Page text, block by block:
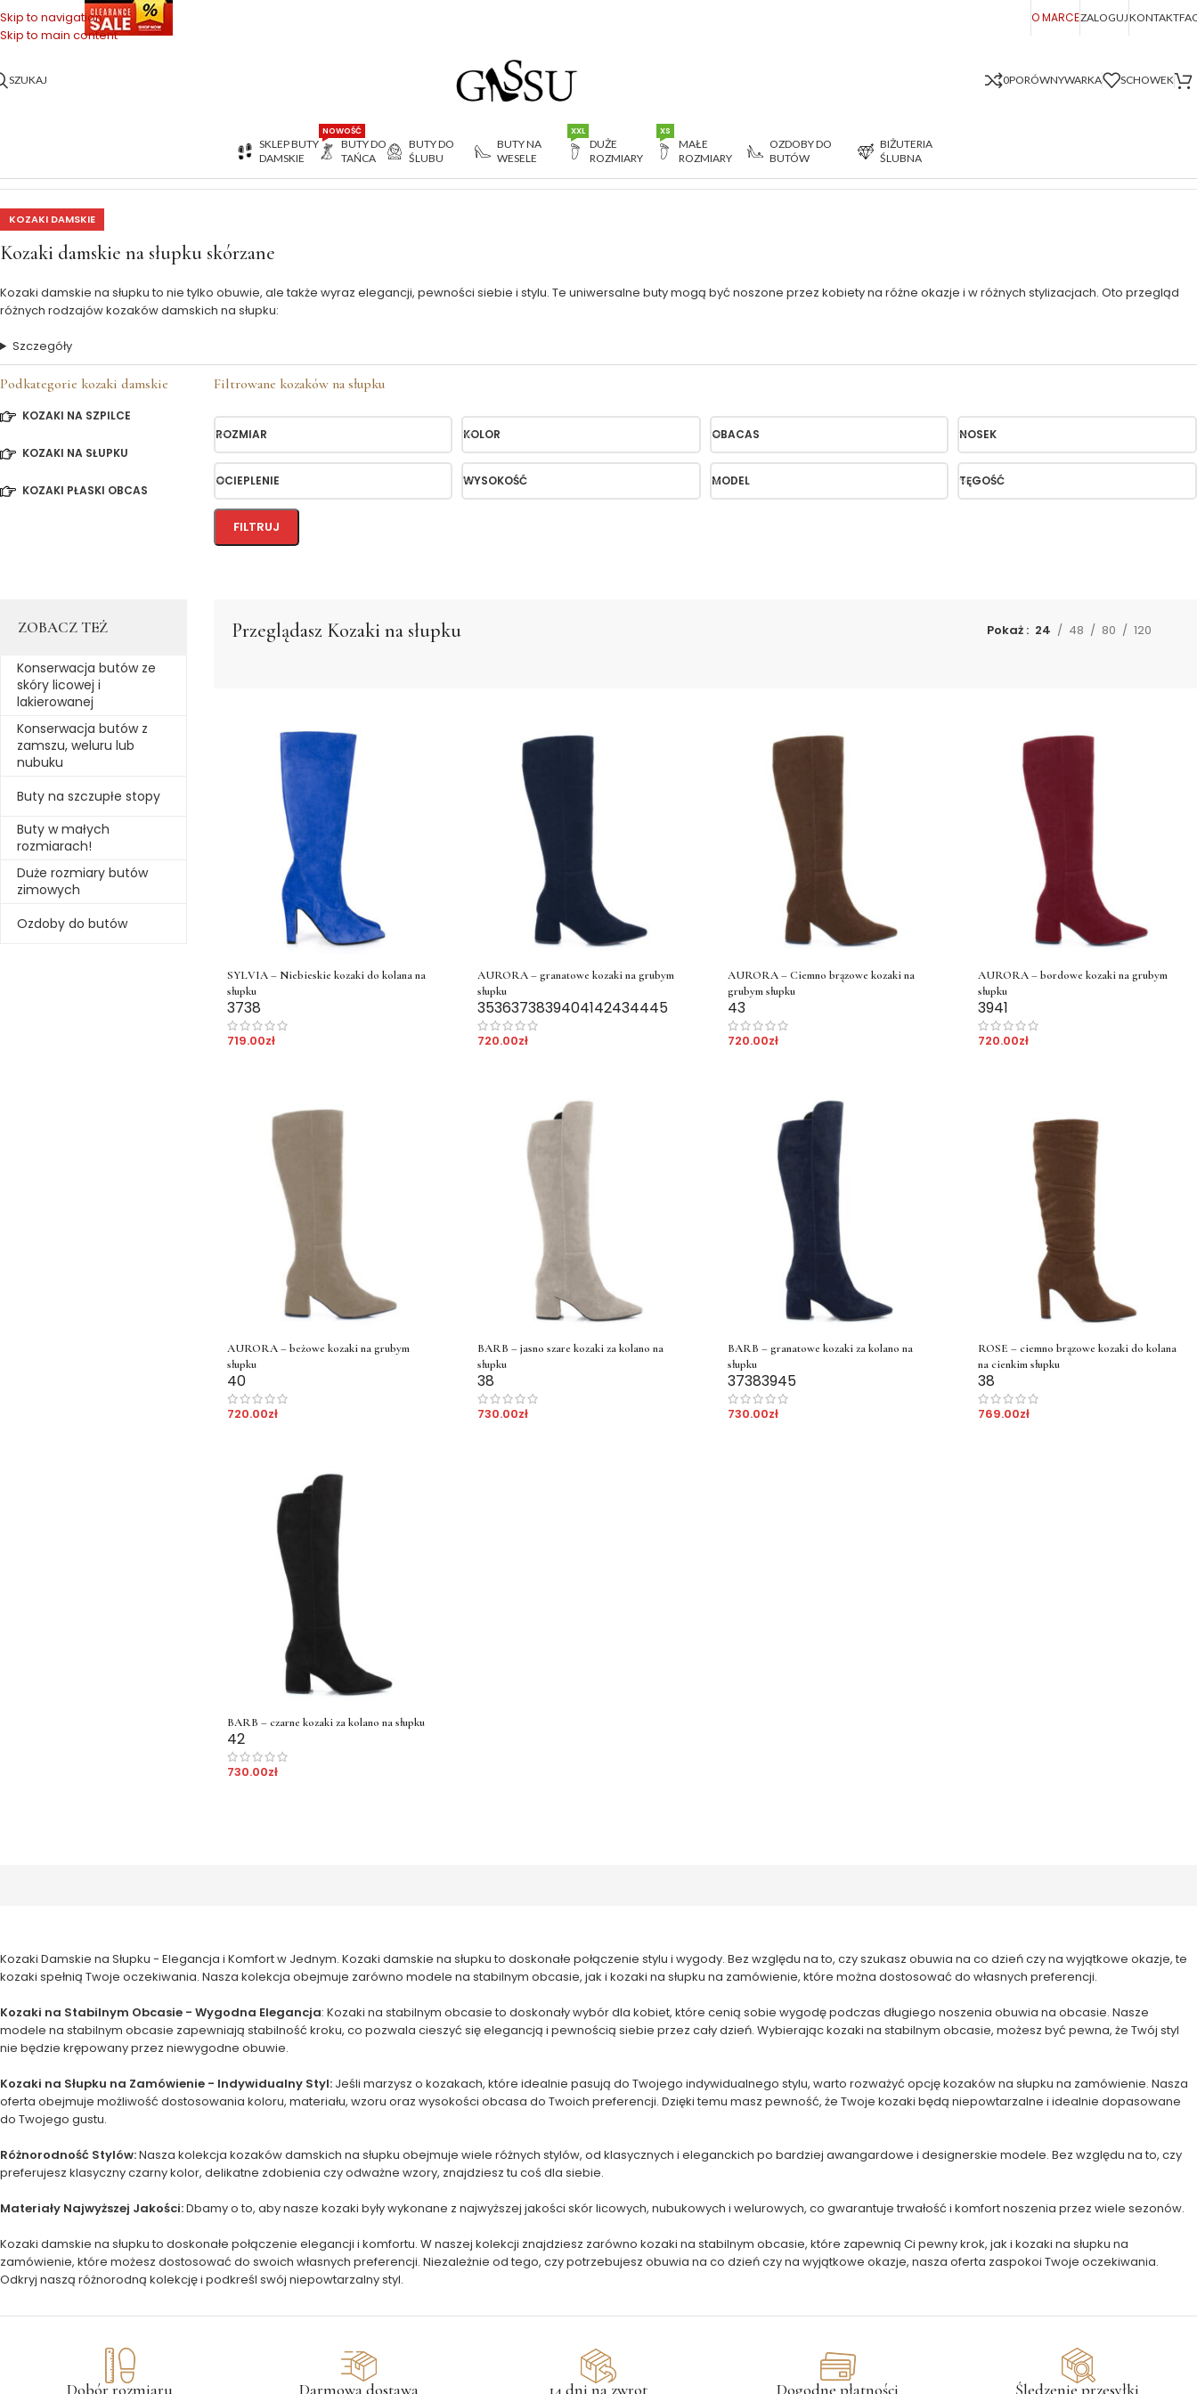
Skip to navigation
Skip to main content
SERII O MARCEZALOGUJKONTAKT
SZUKAJ 0PORÓWNYWARKA SCHOWEK
SKLEP BUTY
DAMSKIE
BUTY DO
TAŃCA
NOWOŚĆ
BUTY DO
ŚLUBU
BUTY NA
WESELE
DUŻE
ROZMIARY
XXL
MAŁE
ROZMIARY
XS
OZDOBY DO
BUTÓW
BIŻUTERIA
ŚLUBNA
Kozaki damskie>Kozaki na słupku
KOZAKI DAMSKIE
Kozaki damskie na słupku skórzane
Kozaki damskie na słupku to nie tylko obuwie, ale także wyraz elegancji, pewności siebie i stylu. Te uniwersalne buty mogą być noszone przez kobiety na różne okazje i w różnych stylizacjach. Oto przegląd
różnych rodzajów kozaków damskich na słupku:
Szczegóły
Podkategorie kozaki damskie
KOZAKI NA SZPILCE
KOZAKI NA SŁUPKU
KOZAKI PŁASKI OBCAS
Filtrowane kozaków na słupku
ROZMIAR KOLOR OBACAS NOSEK
OCIEPLENIE WYSOKOŚĆ MODEL TĘGOŚĆ
FILTRUJ
ZOBACZ TEŻ
Konserwacja butów ze
skóry licowej i
lakierowanej
Konserwacja butów z
zamszu, weluru lub
nubuku
Buty na szczupłe stopy
Buty w małych
rozmiarach!
Duże rozmiary butów
zimowych
Ozdoby do butów
Przeglądasz Kozaki na słupku Pokaż 24 48 80 120
SYLVIA – Niebieskie kozaki do kolana na
słupku
3738
719.00zł
AURORA – granatowe kozaki na grubym
słupku
3536373839404142434445
720.00zł
AURORA – Ciemno brązowe kozaki na
grubym słupku
43
720.00zł
AURORA – bordowe kozaki na grubym
słupku
3941
720.00zł
AURORA – beżowe kozaki na grubym
słupku
40
720.00zł
BARB – jasno szare kozaki za kolano na
słupku
38
730.00zł
BARB – granatowe kozaki za kolano na
słupku
37383945
730.00zł
ROSE – ciemno brązowe kozaki do kolana
na cienkim słupku
38
769.00zł
BARB – czarne kozaki za kolano na słupku
42
730.00zł
Kozaki Damskie na Słupku - Elegancja i Komfort w Jednym. Kozaki damskie na słupku to doskonałe połączenie stylu i wygody. Bez względu na to, czy szukasz obuwia na co dzień czy na wyjątkowe okazje, te
kozaki spełnią Twoje oczekiwania. Nasza kolekcja obejmuje zarówno modele na stabilnym obcasie, jak i kozaki na słupku na zamówienie, które można dostosować do własnych preferencji.
Kozaki na Stabilnym Obcasie - Wygodna Elegancja: Kozaki na stabilnym obcasie to doskonały wybór dla kobiet, które cenią sobie wygodę podczas długiego noszenia obuwia na obcasie. Nasze
modele na stabilnym obcasie zapewniają stabilność kroku, co pozwala cieszyć się elegancją i pewnością siebie przez cały dzień. Wybierając kozaki na stabilnym obcasie, możesz być pewna, że Twój styl
nie będzie krępowany przez niewygodne obuwie.
Kozaki na Słupku na Zamówienie - Indywidualny Styl: Jeśli marzysz o kozakach, które idealnie pasują do Twojego indywidualnego stylu, warto rozważyć opcję kozaków na słupku na zamówienie. Nasza
oferta obejmuje możliwość dostosowania koloru, materiału, wzoru oraz wysokości obcasa do Twoich preferencji. Dzięki temu masz pewność, że Twoje kozaki będą niepowtarzalne i idealnie dopasowane
do Twojego gustu.
Różnorodność Stylów:Nasza kolekcja kozaków damskich na słupku obejmuje wiele różnych stylów, od klasycznych i eleganckich po bardziej awangardowe i designerskie modele. Bez względu na to, czy
preferujesz klasyczny czarny kolor, delikatne zdobienia czy odważne wzory, znajdziesz tu coś dla siebie.
Materiały Najwyższej Jakości:Dbamy o to, aby nasze kozaki były wykonane z najwyższej jakości skór licowych, nubukowych i welurowych, co gwarantuje trwałość i komfort noszenia przez wiele sezonów.
Kozaki damskie na słupku to doskonałe połączenie elegancji i komfortu. W naszej kolekcji znajdziesz zarówno kozaki na stabilnym obcasie, które zapewnią Ci pewny krok, jak i kozaki na słupku na
zamówienie, które możesz dostosować do swoich własnych preferencji. Niezależnie od tego, czy potrzebujesz obuwia na co dzień czy na wyjątkowe okazje, nasza oferta zaspokoi Twoje oczekiwania.
Odkryj naszą różnorodną kolekcję i podkreśl swój niepowtarzalny styl.
Dobór rozmiaru Darmowa dostawa 14 dni na zwrot Dogodne płatności Śledzenie przesyłki